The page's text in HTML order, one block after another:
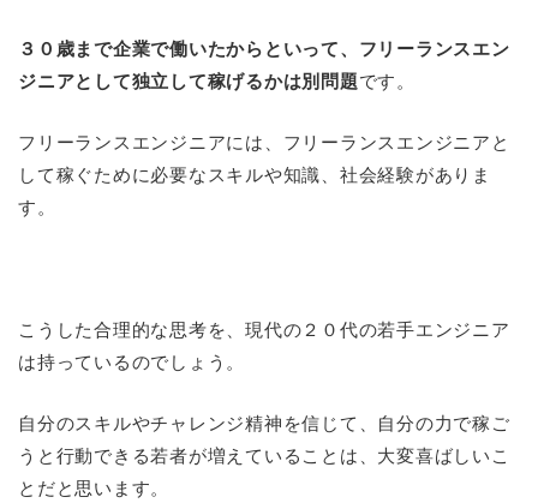
３０歳まで企業で働いたからといって、フリーランスエン
ジニアとして独立して稼げるかは別問題です。
フリーランスエンジニアには、フリーランスエンジニアと
して稼ぐために必要なスキルや知識、社会経験がありま
す。
こうした合理的な思考を、現代の２０代の若手エンジニア
は持っているのでしょう。
自分のスキルやチャレンジ精神を信じて、自分の力で稼ご
うと行動できる若者が増えていることは、大変喜ばしいこ
とだと思います。